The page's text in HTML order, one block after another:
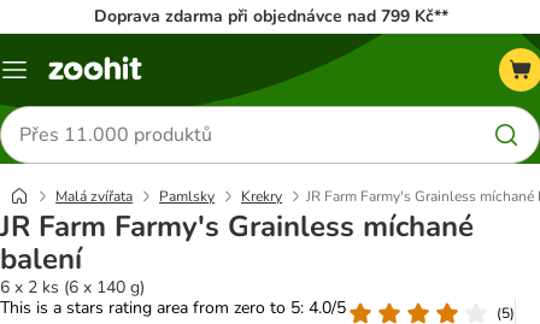
Doprava zdarma při objednávce nad 799 Kč**
Menu
Hledat
produkty
Malá zvířata Pamlsky Krekry JR Farm Farmy's Grainless míchané
JR Farm Farmy's Grainless míchané
balení
6 x 2 ks (6 x 140 g)
This is a stars rating area from zero to 5: 4.0/5
(5)